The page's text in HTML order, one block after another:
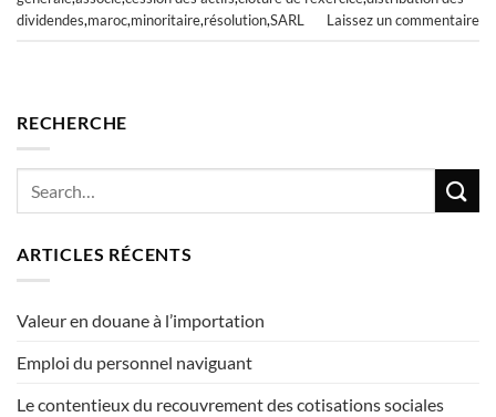
dividendes,maroc,minoritaire,résolution,SARL Laissez un commentaire
RECHERCHE
ARTICLES RÉCENTS
Valeur en douane à l’importation
Emploi du personnel naviguant
Le contentieux du recouvrement des cotisations sociales